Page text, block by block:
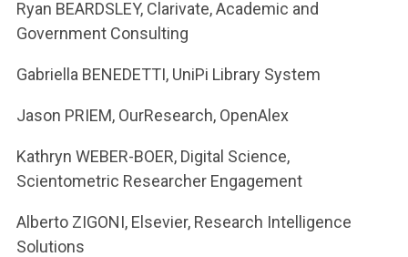
Ryan BEARDSLEY, Clarivate, Academic and
Government Consulting
Gabriella BENEDETTI, UniPi Library System
Jason PRIEM, OurResearch, OpenAlex
Kathryn WEBER-BOER, Digital Science,
Scientometric Researcher Engagement
Alberto ZIGONI, Elsevier, Research Intelligence
Solutions